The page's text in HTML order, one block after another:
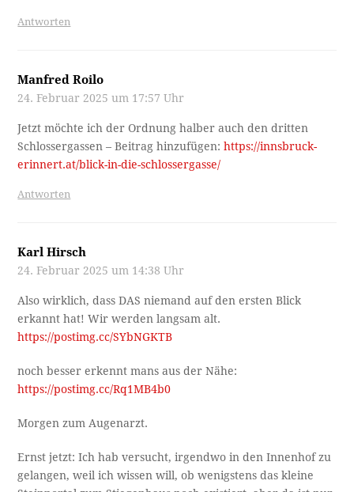
Antworten
Manfred Roilo
24. Februar 2025 um 17:57 Uhr
Jetzt möchte ich der Ordnung halber auch den dritten
Schlossergassen – Beitrag hinzufügen:https://innsbruck-
erinnert.at/blick-in-die-schlossergasse/
Antworten
Karl Hirsch
24. Februar 2025 um 14:38 Uhr
Also wirklich, dass DAS niemand auf den ersten Blick
erkannt hat! Wir werden langsam alt.
https://postimg.cc/SYbNGKTB
noch besser erkennt mans aus der Nähe:
https://postimg.cc/Rq1MB4b0
Morgen zum Augenarzt.
Ernst jetzt: Ich hab versucht, irgendwo in den Innenhof zu
gelangen, weil ich wissen will, ob wenigstens das kleine